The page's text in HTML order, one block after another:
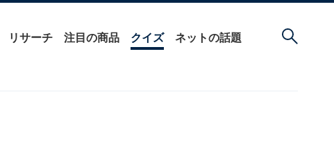
リサーチ 注目の商品 クイズ ネットの話題